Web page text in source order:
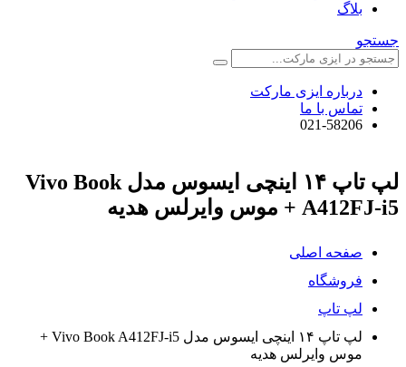
بلاگ
جستجو
درباره ایزی مارکت
تماس با ما
021-58206
لپ تاپ ۱۴ اینچی ایسوس مدل Vivo Book
A412FJ-i5 + موس وایرلس هدیه
صفحه اصلی
فروشگاه
لپ تاپ
لپ تاپ ۱۴ اینچی ایسوس مدل Vivo Book A412FJ-i5 +
موس وایرلس هدیه